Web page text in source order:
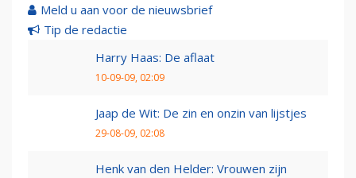
Meld u aan voor de nieuwsbrief
Tip de redactie
Harry Haas: De aflaat
10-09-09, 02:09
Jaap de Wit: De zin en onzin van lijstjes
29-08-09, 02:08
Henk van den Helder: Vrouwen zijn